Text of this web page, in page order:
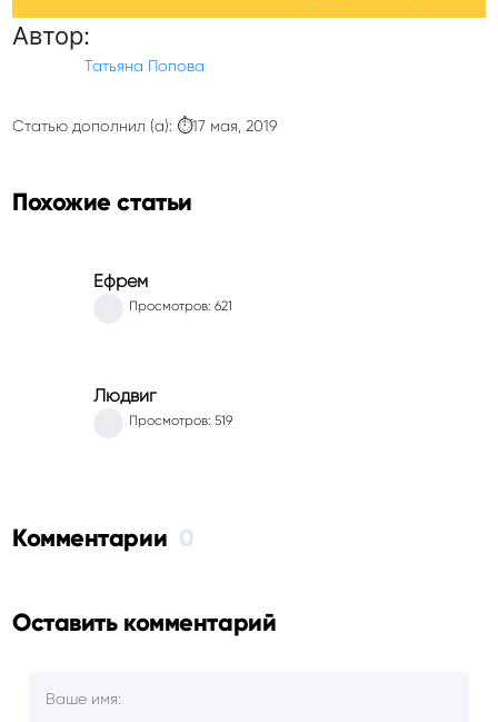
Автор:
Татьяна Попова
Статью дополнил (а): ⏱17 мая, 2019
Похожие статьи
Ефрем
Просмотров: 621
Людвиг
Просмотров: 519
Комментарии 0
Оставить комментарий